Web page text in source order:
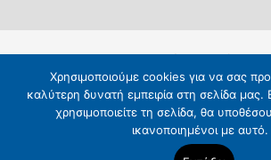
Χρησιμοποιούμε cookies για να σας
καλύτερη δυνατή εμπειρία στη σελίδα μας.
χρησιμοποιείτε τη σελίδα, θα
ικανοποιημένοι με αυτό.
Copyright 2026 Knowledge